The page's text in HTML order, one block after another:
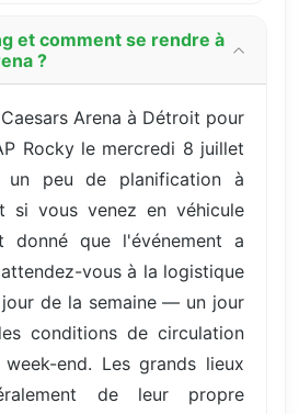
et comment se rendre à
?
Arena à Détroit pour
Rocky le mercredi 8 juillet
un peu de planification à
si vous venez en véhicule
donné que l'événement a
vous à la logistique
de la semaine — un jour
conditions de circulation
end. Les grands lieux
de leur propre